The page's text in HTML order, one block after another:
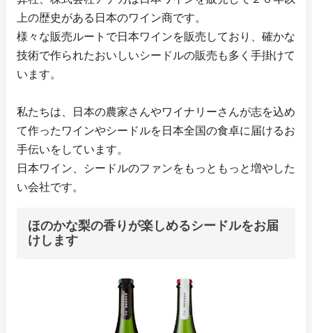
上の歴史がある日本のワイン商です。
様々な販売ルートで日本ワインを販売しており、確かな
技術で作られたおいしいシードルの販売も多く手掛けて
います。
私たちは、日本の農家さんやワイナリーさんが志を込め
て作ったワインやシードルを日本全国の食卓に届けるお
手伝いをしています。
日本ワイン、シードルのファンをもっともっと増やした
い会社です。
ほのかな梨の香りが楽しめるシードルをお届
けします